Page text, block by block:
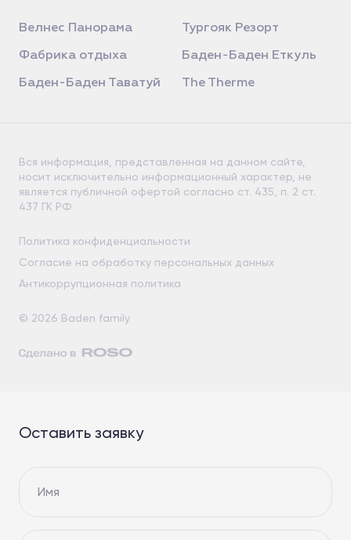
Велнес Панорама Тургояк Резорт
Фабрика отдыха Баден-Баден Еткуль
Баден-Баден Таватуй The Therme
Вся информация, представленная на данном сайте,
носит исключительно информационный характер, не
является публичной офертой согласно ст. 435, п. 2 ст.
437 ГК РФ
Политика конфиденциальности
Согласие на обработку персональных данных
Антикоррупционная политика
© 2026 Baden family
Оставить заявку
Имя